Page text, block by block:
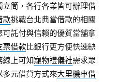
立筒，各行各業皆可辦理借
款挑戰台北典當借款的相關
託付與信賴的優質當舖拿
票借款比銀行更方便快速缺
線上可知寵物禮儀社需求眾
元借貸方式來大里機車借